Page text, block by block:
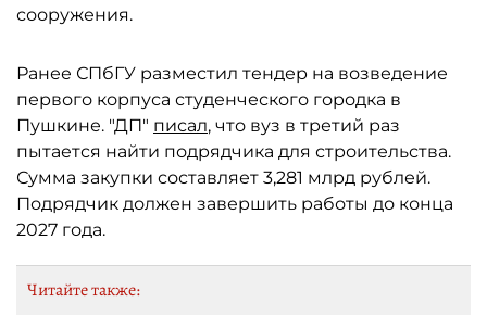
сооружения.
Ранее СПбГУ разместил тендер на возведение
первого корпуса студенческого городка в
Пушкине. "ДП" писал, что вуз в третий раз
пытается найти подрядчика для строительства.
Сумма закупки составляет 3,281 млрд рублей.
Подрядчик должен завершить работы до конца
2027 года.
Читайте также: